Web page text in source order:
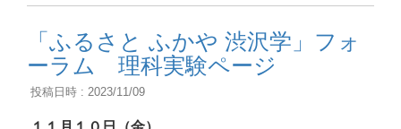
「ふるさと ふかや 渋沢学」フォ
ーラム 理科実験ページ
投稿日時 : 2023/11/09